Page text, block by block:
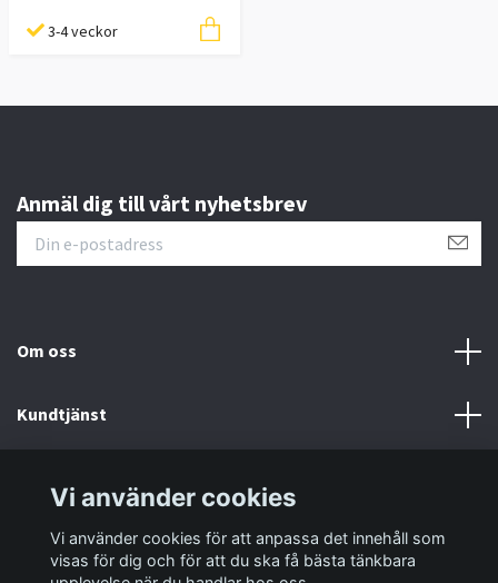
3-4 veckor
Anmäl dig till vårt nyhetsbrev
Om oss
Kundtjänst
Sociala medier
Vi använder cookies
Vi använder cookies för att anpassa det innehåll som
visas för dig och för att du ska få bästa tänkbara